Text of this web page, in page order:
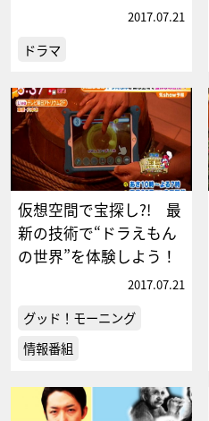
2017.07.21
ドラマ
仮想空間で宝探し?! 最
新の技術で“ドラえもん
の世界”を体験しよう！
2017.07.21
グッド！モーニング
情報番組